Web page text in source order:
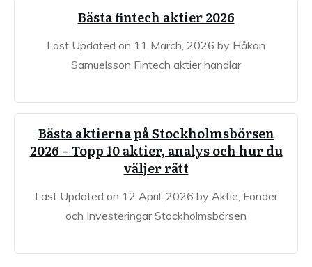
Bästa fintech aktier 2026
Last Updated on 11 March, 2026 by Håkan
Samuelsson Fintech aktier handlar
Bästa aktierna på Stockholmsbörsen
2026 – Topp 10 aktier, analys och hur du
väljer rätt
Last Updated on 12 April, 2026 by Aktie, Fonder
och Investeringar Stockholmsbörsen